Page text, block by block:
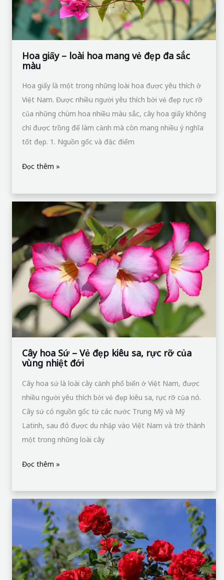
Hoa giấy – loài hoa mang vẻ đẹp đa sắc
màu
Hoa giấy là một trong những loài hoa được yêu thích ở
Việt Nam. Được nhiều người yêu thích bởi vẻ đẹp rực rỡ
của những chùm hoa nhiều màu sắc, cây hoa giấy không
chỉ được trồng để làm cảnh mà còn mang nhiều ý nghĩa
tốt đẹp. 1. Nguồn gốc và đặc điểm
đẹp
đa
sắc
màu
Đọc thêm »
Cây hoa Sứ – Vẻ đẹp kiêu sa, rực rỡ của
vùng nhiệt đới
Cây hoa sứ là loài cây cảnh phổ biến ở Việt Nam, được
nhiều người yêu thích bởi vẻ đẹp kiêu sa, rực rỡ của nó.
Cây sứ có nguồn gốc từ các nước Trung Mỹ và Mỹ
Latinh, sau đó được du nhập vào Việt Nam và trở thành
một trong những loài cây
Sứ
–
Vẻ
đẹp
kiêu
sa,
rực
rỡ
của
vùng
đới
Đọc thêm »
Hoa
loài
hoa
của